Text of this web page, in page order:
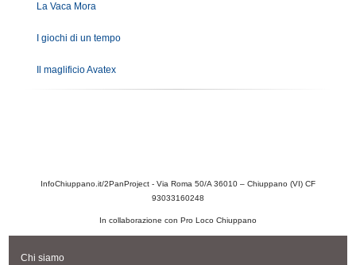
La Vaca Mora
I giochi di un tempo
Il maglificio Avatex
InfoChiuppano.it/2PanProject - Via Roma 50/A 36010 – Chiuppano (VI) CF
93033160248
In collaborazione con Pro Loco Chiuppano
Chi siamo